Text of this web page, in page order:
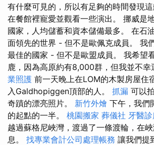
有什麼可見的，所以有足夠的時間發現這
在餐館裡寵愛並觀看一些演出。 挪威是
國家，人均儲蓄和資本儲備最多。 在石
面領先的世界 - 但不是歐佩克成員。 我
最佳的國家 - 但不是歐盟成員。 我希望
鹿，因為高原約有8,000群，但我並不幸
業照護 前一天晚上在LOM的木製房屋住
入Galdhopiggen頂部的人。 抓漏 可以
奇蹟的漂亮照片。 新竹外燴 下午，我們
的起點的一半。 桃園搬家 葬儀社 牙醫
越過蘇格尼峽灣，渡過了一條渡輪，在
息。 找專業會計公司處理帳務 讓我們提